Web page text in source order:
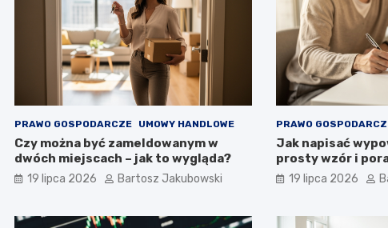
PRAWO GOSPODARCZE UMOWY HANDLOWE
Czy można być zameldowanym w
dwóch miejscach – jak to wygląda?
19 lipca 2026 Bartosz Jakubowski
PRAWO
Jak napisać
prosty wzór i
19 lipca 2026